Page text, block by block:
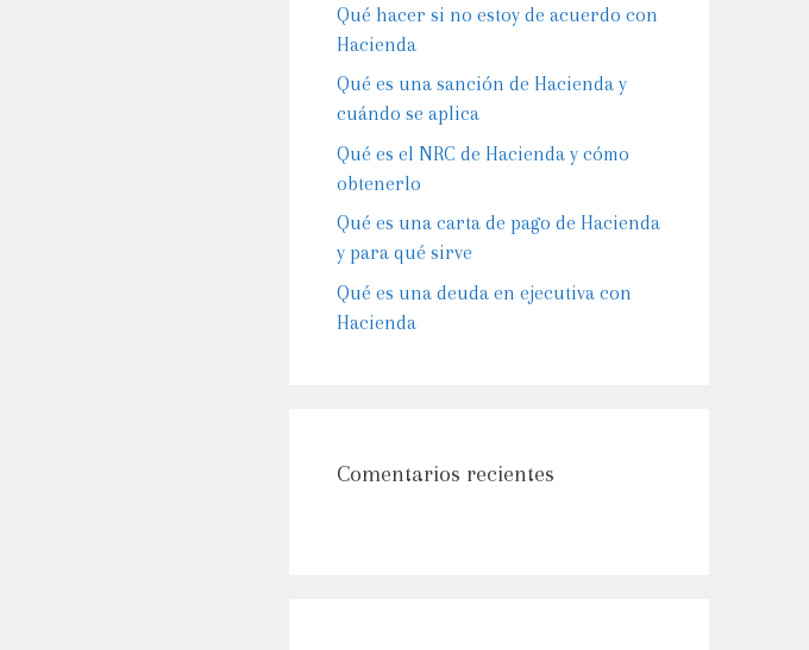
Qué hacer si no estoy de acuerdo con
Hacienda
Qué es una sanción de Hacienda y
cuándo se aplica
Qué es el NRC de Hacienda y cómo
obtenerlo
Qué es una carta de pago de Hacienda
y para qué sirve
Qué es una deuda en ejecutiva con
Hacienda
Comentarios recientes